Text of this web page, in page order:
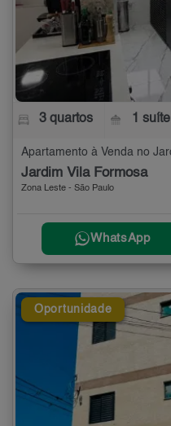
3 quartos 1 suíte
Jardim Vila Formosa
Zona Leste - São Paulo
WhatsApp
Oportunidade